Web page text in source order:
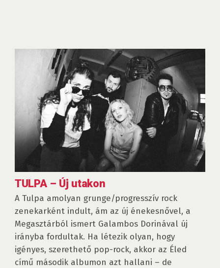
TULPA – Új utakon
A Tulpa amolyan grunge/progresszív rock
zenekarként indult, ám az új énekesnővel, a
Megasztárból ismert Galambos Dorinával új
irányba fordultak. Ha létezik olyan, hogy
igényes, szerethető pop-rock, akkor az Éled
című második albumon azt hallani – de